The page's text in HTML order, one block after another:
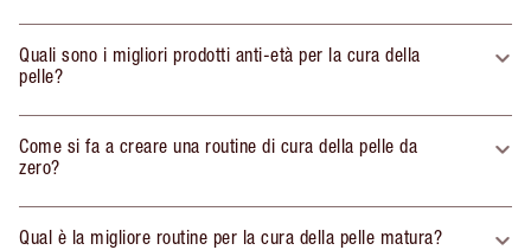
Quali sono i migliori prodotti anti-età per la cura della
pelle?
Come si fa a creare una routine di cura della pelle da
zero?
Qual è la migliore routine per la cura della pelle matura?